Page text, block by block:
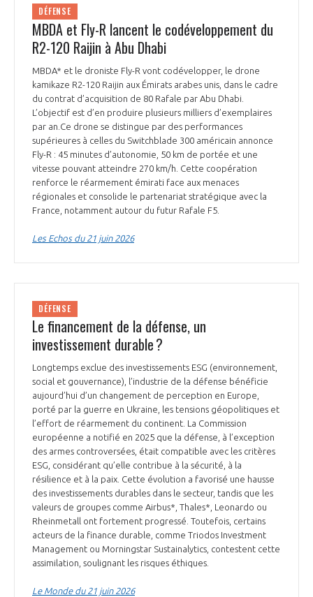
PRENDRE CONTACT AVEC LE MÉDIATEUR DE LA FILIÈRE
COMPÉTITIVITÉ
EMPLOI & FORMATION
ENVIRONNEMENT
INNOVATION
INTERNATIONALISATION
LES PUBLICATIONS
DOCUMENTS & BROCHURES
RAPPORTS D'ACTIVITÉS
DÉFENSE
MBDA et Fly-R lancent le codéveloppement du
R2-120 Raijin à Abu Dhabi
MBDA* et le droniste Fly-R vont codévelopper, le drone
kamikaze R2-120 Raijin aux Émirats arabes unis, dans le cadre
du contrat d’acquisition de 80 Rafale par Abu Dhabi.
L’objectif est d’en produire plusieurs milliers d’exemplaires
par an.Ce drone se distingue par des performances
supérieures à celles du Switchblade 300 américain annonce
Fly-R : 45 minutes d’autonomie, 50 km de portée et une
vitesse pouvant atteindre 270 km/h. Cette coopération
renforce le réarmement émirati face aux menaces
régionales et consolide le partenariat stratégique avec la
France, notamment autour du futur Rafale F5.
Les Echos du 21 juin 2026
DÉFENSE
Le financement de la défense, un
investissement durable ?
Longtemps exclue des investissements ESG (environnement,
social et gouvernance), l’industrie de la défense bénéficie
aujourd’hui d’un changement de perception en Europe,
porté par la guerre en Ukraine, les tensions géopolitiques et
l’effort de réarmement du continent. La Commission
européenne a notifié en 2025 que la défense, à l’exception
des armes controversées, était compatible avec les critères
ESG, considérant qu’elle contribue à la sécurité, à la
résilience et à la paix. Cette évolution a favorisé une hausse
des investissements durables dans le secteur, tandis que les
valeurs de groupes comme Airbus*, Thales*, Leonardo ou
Rheinmetall ont fortement progressé. Toutefois, certains
acteurs de la finance durable, comme Triodos Investment
Management ou Morningstar Sustainalytics, contestent cette
assimilation, soulignant les risques éthiques.
Le Monde du 21 juin 2026